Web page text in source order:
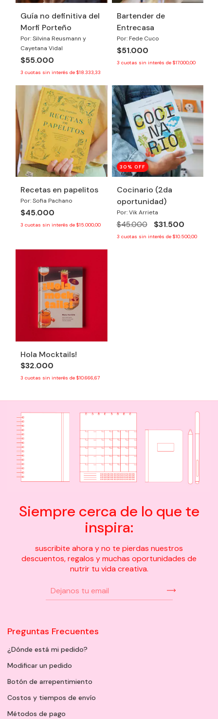
Guía no definitiva del
Morfi Porteño
Por: Silvina Reusmann y
Cayetana Vidal
$55.000
3 cuotas sin interés de $18.333,33
Bartender de
Entrecasa
Por: Fede Cuco
$51.000
3 cuotas sin interés de $17.000,00
Recetas en papelitos
Por: Sofia Pachano
$45.000
3 cuotas sin interés de $15.000,00
30 % OFF
Cocinario (2da
oportunidad)
Por: Vik Arrieta
$45.000 $31.500
3 cuotas sin interés de $10.500,00
Hola Mocktails!
$32.000
3 cuotas sin interés de $10.666,67
Siempre cerca de lo que te
inspira:
suscribite ahora y no te pierdas nuestros
descuentos, regalos y muchas oportunidades de
nutrir tu vida creativa.
Preguntas Frecuentes
¿Dónde está mi pedido?
Modificar un pedido
Botón de arrepentimiento
Costos y tiempos de envío
Métodos de pago